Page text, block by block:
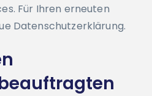
Für Ihren erneuten
Datenschutzerklärung.